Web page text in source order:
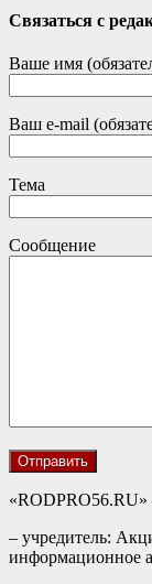
Связаться с
Ваше имя
Ваш e-mail
Тема
Сообщение
«RODPRO56.RU»
– учредитель:
информационное